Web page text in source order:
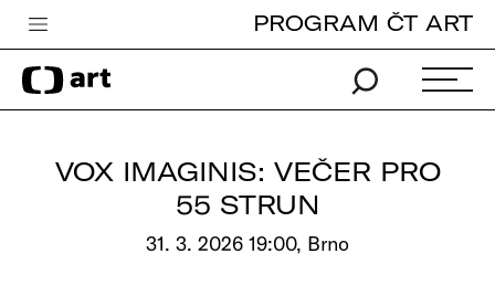
Česká televize
Zpravodajství
PROGRAM ČT ART
VOX IMAGINIS: VEČER PRO
55 STRUN
31. 3. 2026 19:00, Brno